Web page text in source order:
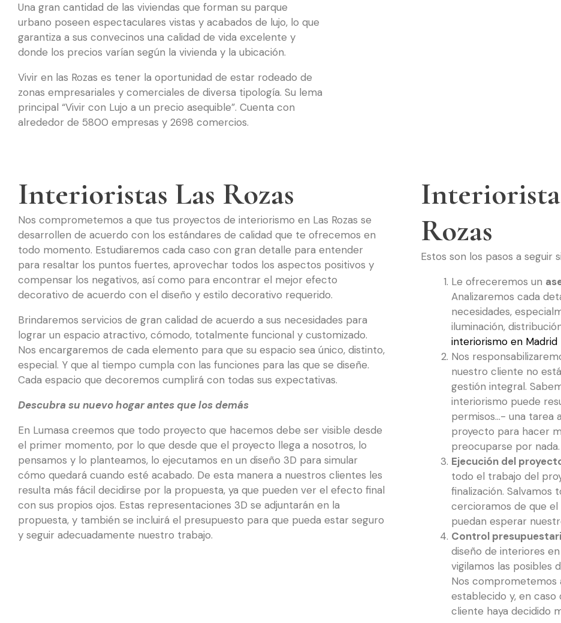
Una gran cantidad de las viviendas que forman su parque
urbano poseen espectaculares vistas y acabados de lujo, lo que
garantiza a sus convecinos una calidad de vida excelente y
donde los precios varían según la vivienda y la ubicación.
Vivir en las Rozas es tener la oportunidad de estar rodeado de
zonas empresariales y comerciales de diversa tipología. Su lema
principal “Vivir con Lujo a un precio asequible”. Cuenta con
alrededor de 5800 empresas y 2698 comercios.
Interioristas Las Rozas
Nos comprometemos a que tus proyectos de interiorismo en Las Rozas se
desarrollen de acuerdo con los estándares de calidad que te ofrecemos en
todo momento. Estudiaremos cada caso con gran detalle para entender
para resaltar los puntos fuertes, aprovechar todos los aspectos positivos y
compensar los negativos, así como para encontrar el mejor efecto
decorativo de acuerdo con el diseño y estilo decorativo requerido.
Brindaremos servicios de gran calidad de acuerdo a sus necesidades para
lograr un espacio atractivo, cómodo, totalmente funcional y customizado.
Nos encargaremos de cada elemento para que su espacio sea único, distinto,
especial. Y que al tiempo cumpla con las funciones para las que se diseñe.
Cada espacio que decoremos cumplirá con todas sus expectativas.
Descubra su nuevo hogar antes que los demás
En Lumasa creemos que todo proyecto que hacemos debe ser visible desde
el primer momento, por lo que desde que el proyecto llega a nosotros, lo
pensamos y lo planteamos, lo ejecutamos en un diseño 3D para simular
cómo quedará cuando esté acabado. De esta manera a nuestros clientes les
resulta más fácil decidirse por la propuesta, ya que pueden ver el efecto final
con sus propios ojos. Estas representaciones 3D se adjuntarán en la
propuesta, y también se incluirá el presupuesto para que pueda estar seguro
y seguir adecuadamente nuestro trabajo.
Rozas
Estos son los pasos a seguir
Le ofreceremos un
Analizaremos cada
necesidades,
iluminación,
interiorismo en Madrid
Nos
nuestro cliente no
gestión integral.
interiorismo puede
permisos…- una tarea
proyecto para hacer
preocuparse por nada.
Ejecución del
todo el trabajo del
finalización. Salvamos
cercioramos de que el
puedan esperar
Control
diseño de interiores
vigilamos las posibles
Nos comprometemos
establecido y, en
cliente haya decidido